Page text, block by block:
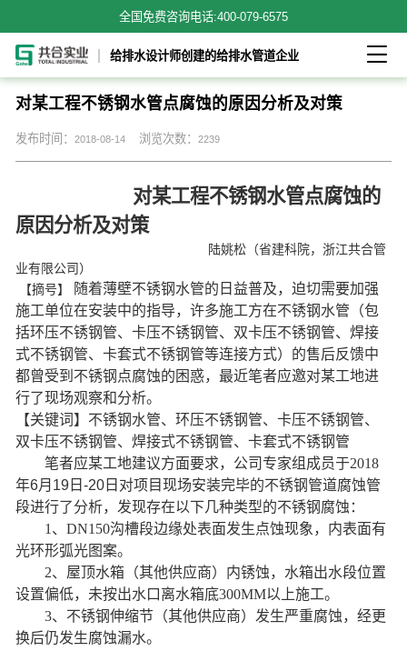
全国免费咨询电话:400-079-6575
给排水设计师创建的给排水管道企业 
对某工程不锈钢水管点腐蚀的原因分析及对策
发布时间： 2018-08-14 浏览次数： 2239
对某工程不锈钢水管点腐蚀的
原因分析及对策
陆姚松（省建科院，浙江共合管
业有限公司）
【摘号】
随着薄壁不锈钢水管的日益普及，迫切需要加强
施工单位在安装中的指导，许多施工方在不锈钢水管（包
括环压不锈钢管、卡压不锈钢管、 双卡压不锈钢管、焊接
式不锈钢管、卡套式不锈钢管等连接方式）的售后反馈中
都曾受到不锈钢点腐蚀的困惑，最近笔者应邀对某工地进
行了现场观察和分析。
【关键词】 不锈钢水管、环压不锈钢管、卡压不锈钢管、
双卡压不锈钢管、焊接式不锈钢管、卡套式不锈钢管
笔者应某工地建议方面要求，公司专家组成员于2018
年6月 19日 -20日对项目现场安装完毕的不锈钢 管道腐蚀管
段进行了分析，发现存在以下几种类型的不锈钢 腐蚀 ：
1、 DN150沟槽段边缘处表面发生点蚀现象，内表面有
光环形弧光图案。
2、 屋顶水箱（其他供应商）内锈蚀，水箱出水段位置
设置偏低，未按出水口离水箱底300MM以上施工。
3、 不锈钢伸缩节（其他供应商）发生严重腐蚀，经更
换后仍发生腐蚀漏水。